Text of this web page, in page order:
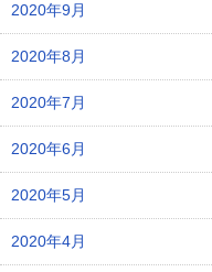
2020年9月
2020年8月
2020年7月
2020年6月
2020年5月
2020年4月